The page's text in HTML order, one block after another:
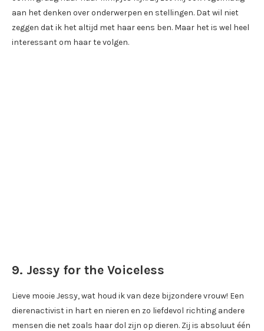
aan het denken over onderwerpen en stellingen. Dat wil niet
zeggen dat ik het altijd met haar eens ben. Maar het is wel heel
interessant om haar te volgen.
9. Jessy for the Voiceless
Lieve mooie Jessy, wat houd ik van deze bijzondere vrouw! Een
dierenactivist in hart en nieren en zo liefdevol richting andere
mensen die net zoals haar dol zijn op dieren. Zij is absoluut één